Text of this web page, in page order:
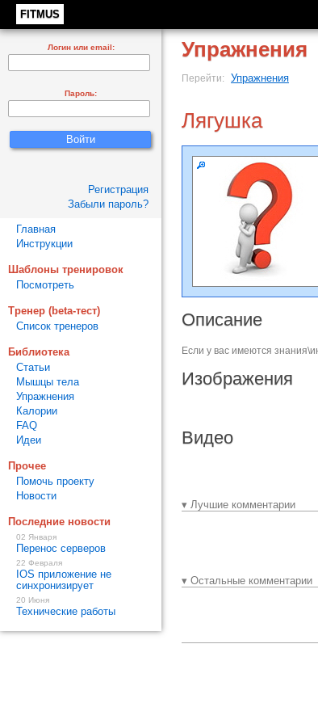
FITMUS
Упражнения
Перейти: Упражнения
Лягушка
Описание
Если у вас имеются
Изображения
Видео
▾ Лучшие комментарии
▾ Остальные комментарии
Логин или email:
Пароль:
Регистрация
Забыли пароль?
Главная
Инструкции
Шаблоны тренировок
Посмотреть
Тренер (beta-тест)
Список тренеров
Библиотека
Статьи
Мышцы тела
Упражнения
Калории
FAQ
Идеи
Прочее
Помочь проекту
Новости
Последние новости
02 Января
Перенос серверов
22 Февраля
IOS приложение не
синхронизирует
20 Июня
Технические работы